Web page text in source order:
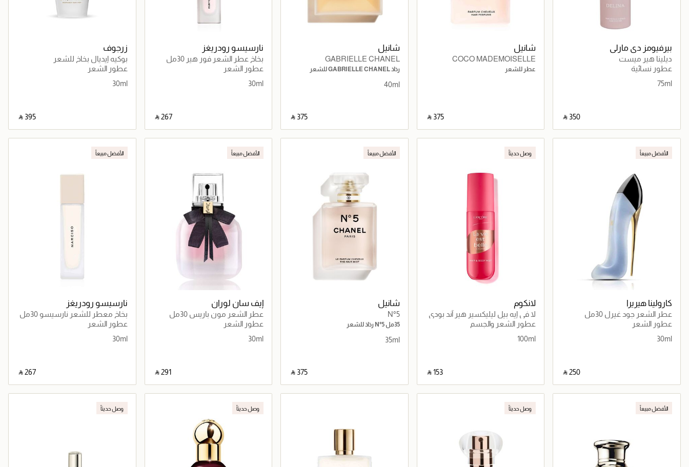
بيرفيومز دي مارلي
ديلينا هير ميست
عطور نسائية
75ml
‎ ⃁ ⁦350⁩ ‎
جاري تحميل التفاصيل
شانيل
COCO MADEMOISELLE
عطر للشعر
‎ ⃁ ⁦375⁩ ‎
جاري تحميل التفاصيل
شانيل
GABRIELLE CHANEL
رذاذ GABRIELLE CHANEL للشعر
40ml
‎ ⃁ ⁦375⁩ ‎
جاري تحميل التفاصيل
نارسيسو رودريغز
بخاخ عطر الشعر فور هير 30مل
عطور الشعر
30ml
‎ ⃁ ⁦267⁩ ‎
جاري تحميل التفاصيل
زرجوف
بوكيه إيديال بخاخ للشعر
عطور الشعر
30ml
‎ ⃁ ⁦395⁩ ‎
جاري تحميل التفاصيل
الأفضل مبيعاً
كارولينا هيريرا
عطر الشعر جود غيرل 30مل
عطور الشعر
30ml
‎ ⃁ ⁦250⁩ ‎
جاري تحميل التفاصيل
وصل حديثاً
لانكوم
لا في إيه بيل ليليكسير هير آند بودي
ميست
عطور الشعر والجسم
100ml
‎ ⃁ ⁦153⁩ ‎
جاري تحميل التفاصيل
الأفضل مبيعاً
شانيل
N°5
35مل N°5 رذاذ للشعر
35ml
‎ ⃁ ⁦375⁩ ‎
جاري تحميل التفاصيل
الأفضل مبيعاً
إيف سان لوران
عطر الشعر مون باريس 30مل
عطور الشعر
30ml
‎ ⃁ ⁦291⁩ ‎
جاري تحميل التفاصيل
الأفضل مبيعاً
نارسيسو رودريغز
بخاخ معطر للشعر نارسيسو 30مل
عطور الشعر
30ml
‎ ⃁ ⁦267⁩ ‎
جاري تحميل التفاصيل
الأفضل مبيعاً وصل حديثاً وصل حديثاً وصل حديثاً